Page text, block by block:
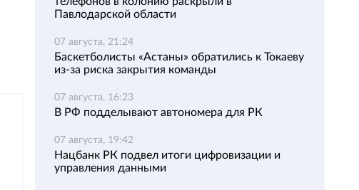
Павлодарской области
07 августа, 21:24
Баскетболисты «Астаны» обратились к Токаеву
из-за риска закрытия команды
07 августа, 16:23
В РФ подделывают автономера для РК
07 августа, 19:42
Нацбанк РК подвел итоги цифровизации и
управления данными